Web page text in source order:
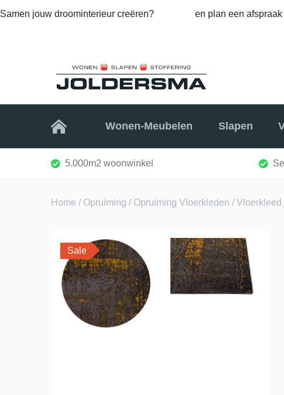
Samen jouw droominterieur creëren? en plan een
Home Wonen-Meubelen Slapen
5.000m2 woonwinkel
Home / Opruiming / Opruiming Vloerkleden / Vloerkleed
Sale